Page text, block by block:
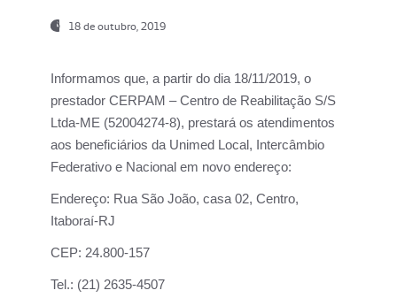
18 de outubro, 2019
Informamos que, a partir do dia 18/11/2019, o
prestador CERPAM – Centro de Reabilitação S/S
Ltda-ME (52004274-8), prestará os atendimentos
aos beneficiários da Unimed Local, Intercâmbio
Federativo e Nacional em novo endereço:
Endereço: Rua São João, casa 02, Centro,
Itaboraí-RJ
CEP: 24.800-157
Tel.: (21) 2635-4507